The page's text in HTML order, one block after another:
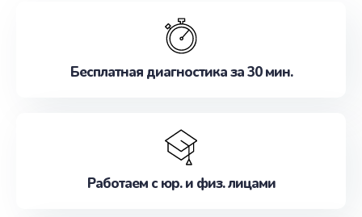
Бесплатная диагностика за 30 мин.
Работаем с юр. и физ. лицами